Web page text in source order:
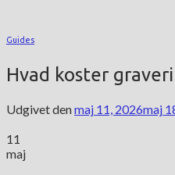
Guides
Hvad koster
Udgivet denmaj 11, 2026maj
11
maj